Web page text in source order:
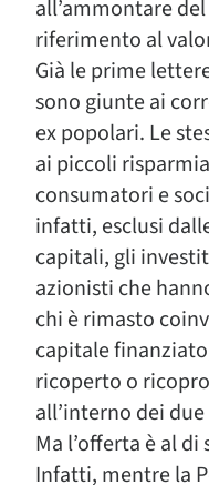
all’ammontare
riferimento al
Già le prime
sono giunte ai
ex popolari. Le
ai piccoli
consumatori e
infatti, esclusi
capitali, gli
azionisti che
chi è rimasto
capitale
ricoperto o
all’interno dei
Ma l’offerta è al
Infatti, mentre la